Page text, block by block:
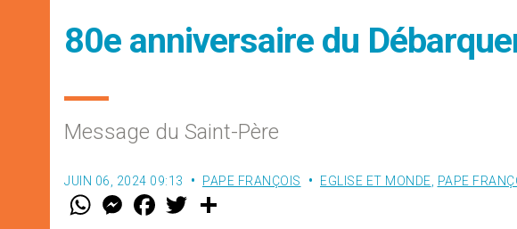
80e anniversaire du
Message du Saint-Père
JUIN 06, 2024 09:13 PAPE FRANÇOIS EGLISE ET MONDE PAPE
W M
e
F
a w